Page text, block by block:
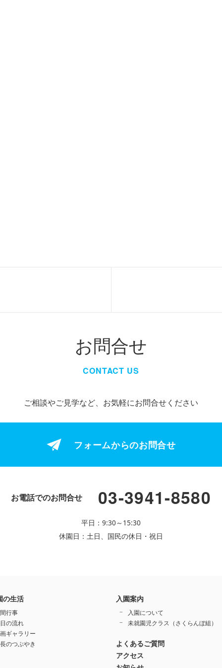
お問合せ
CONTACT US
ご相談やご見学など、お気軽にお問合せください
フォームからのお問合せ
お電話でのお問合せ 03-3941-8580
平日：9:30～15:30
休園日：土日、国民の休日・祝日
の生活
行事
の流れ
ギャラリー
のつぶやき
入園案内
入園について
未就園児クラス（さくらんぼ組）
よくあるご質問
アクセス